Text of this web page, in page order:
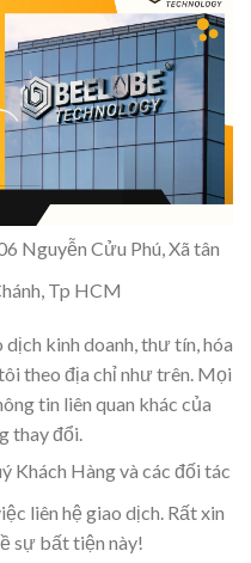
Nguyễn Cửu Phú, Xã tân
Tp HCM
kinh doanh, thư tín, hóa
theo địa chỉ như trên. Mọi
tin liên quan khác của
thay đổi.
Khách Hàng và các đối tác
liên hệ giao dịch. Rất xin
sự bất tiện này!